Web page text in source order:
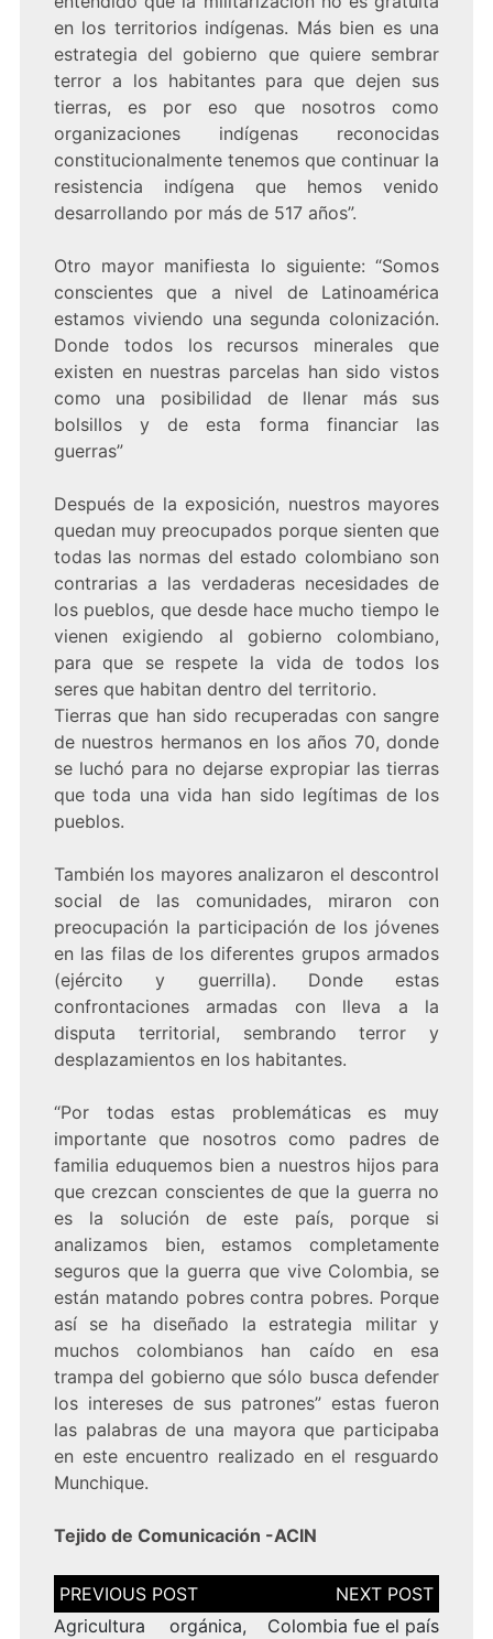
en los territorios indígenas. Más bien es una
estrategia del gobierno que quiere sembrar
terror a los habitantes para que dejen sus
tierras, es por eso que nosotros como
organizaciones indígenas reconocidas
constitucionalmente tenemos que continuar la
resistencia indígena que hemos venido
desarrollando por más de 517 años”.
Otro mayor manifiesta lo siguiente: “Somos
conscientes que a nivel de Latinoamérica
estamos viviendo una segunda colonización.
Donde todos los recursos minerales que
existen en nuestras parcelas han sido vistos
como una posibilidad de llenar más sus
bolsillos y de esta forma financiar las
guerras”
Después de la exposición, nuestros mayores
quedan muy preocupados porque sienten que
todas las normas del estado colombiano son
contrarias a las verdaderas necesidades de
los pueblos, que desde hace mucho tiempo le
vienen exigiendo al gobierno colombiano,
para que se respete la vida de todos los
seres que habitan dentro del territorio.
Tierras que han sido recuperadas con sangre
de nuestros hermanos en los años 70, donde
se luchó para no dejarse expropiar las tierras
que toda una vida han sido legítimas de los
pueblos.
También los mayores analizaron el descontrol
social de las comunidades, miraron con
preocupación la participación de los jóvenes
en las filas de los diferentes grupos armados
(ejército y guerrilla). Donde estas
confrontaciones armadas con lleva a la
disputa territorial, sembrando terror y
desplazamientos en los habitantes.
“Por todas estas problemáticas es muy
importante que nosotros como padres de
familia eduquemos bien a nuestros hijos para
que crezcan conscientes de que la guerra no
es la solución de este país, porque si
analizamos bien, estamos completamente
seguros que la guerra que vive Colombia, se
están matando pobres contra pobres. Porque
así se ha diseñado la estrategia militar y
muchos colombianos han caído en esa
trampa del gobierno que sólo busca defender
los intereses de sus patrones” estas fueron
las palabras de una mayora que participaba
en este encuentro realizado en el resguardo
Munchique.
Tejido de Comunicación -ACIN
Navegación
de
entradas
Agricultura orgánica,
Colombia fue el país